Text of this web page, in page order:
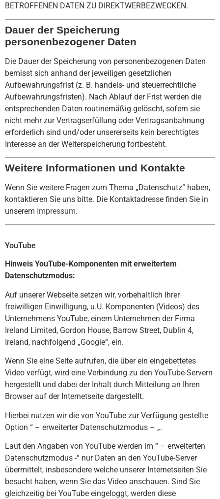
BETROFFENEN DATEN ZU DIREKTWERBEZWECKEN.
Dauer der Speicherung
personenbezogener Daten
Die Dauer der Speicherung von personenbezogenen Daten
bemisst sich anhand der jeweiligen gesetzlichen
Aufbewahrungsfrist (z. B. handels- und steuerrechtliche
Aufbewahrungsfristen). Nach Ablauf der Frist werden die
entsprechenden Daten routinemäßig gelöscht, sofern sie
nicht mehr zur Vertragserfüllung oder Vertragsanbahnung
erforderlich sind und/oder unsererseits kein berechtigtes
Interesse an der Weiterspeicherung fortbesteht.
Weitere Informationen und Kontakte
Wenn Sie weitere Fragen zum Thema „Datenschutz“ haben,
kontaktieren Sie uns bitte. Die Kontaktadresse finden Sie in
unserem Impressum.
YouTube
Hinweis YouTube-Komponenten mit erweitertem
Datenschutzmodus:
Auf unserer Webseite setzen wir, vorbehaltlich Ihrer
freiwilligen Einwilligung, u.U. Komponenten (Videos) des
Unternehmens YouTube, einem Unternehmen der Firma
Ireland Limited, Gordon House, Barrow Street, Dublin 4,
Ireland, nachfolgend „Google“, ein.
Wenn Sie eine Seite aufrufen, die über ein eingebettetes
Video verfügt, wird eine Verbindung zu den YouTube-Servern
hergestellt und dabei der Inhalt durch Mitteilung an Ihren
Browser auf der Internetseite dargestellt.
Hierbei nutzen wir die von YouTube zur Verfügung gestellte
Option “ – erweiterter Datenschutzmodus – „.
Laut den Angaben von YouTube werden im “ – erweiterten
Datenschutzmodus -“ nur Daten an den YouTube-Server
übermittelt, insbesondere welche unserer Internetseiten Sie
besucht haben, wenn Sie das Video anschauen. Sind Sie
gleichzeitig bei YouTube eingeloggt, werden diese